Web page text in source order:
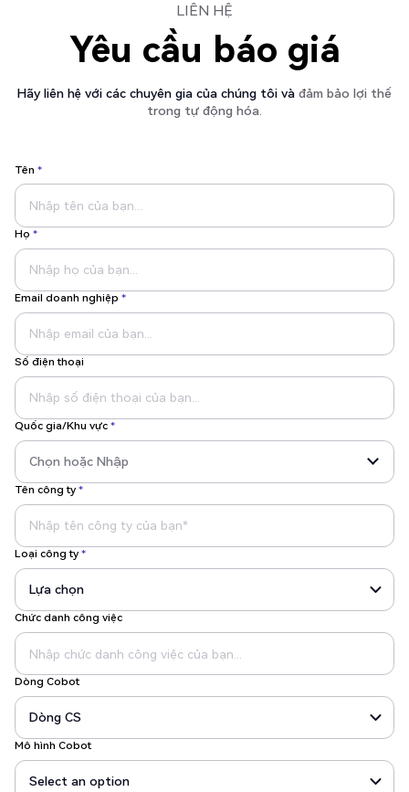
LIÊN HỆ
Yêu cầu báo giá
Hãy liên hệ với các chuyên gia của chúng tôi và đảm bảo lợi thế
trong tự động hóa.
Tên *
Họ *
Email doanh nghiệp *
Số điện thoại
Quốc gia/Khu vực *
Tên công ty *
Loại công ty *
Chức danh công việc
Dòng Cobot
Mô hình Cobot